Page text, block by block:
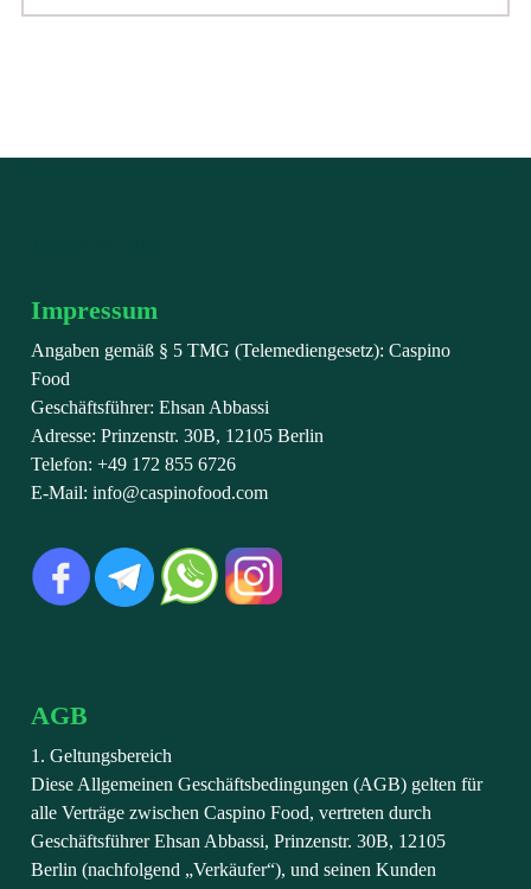
€3,99
€2,99.
Impressum
Angaben gemäß § 5 TMG (Telemediengesetz): Caspino
Food
Geschäftsführer: Ehsan Abbassi
Adresse: Prinzenstr. 30B, 12105 Berlin
Telefon: +49 172 855 6726
E-Mail: info@caspinofood.com
AGB
1. Geltungsbereich
Diese Allgemeinen Geschäftsbedingungen (AGB) gelten für
alle Verträge zwischen Caspino Food, vertreten durch
Geschäftsführer Ehsan Abbassi, Prinzenstr. 30B, 12105
Berlin (nachfolgend „Verkäufer“), und seinen Kunden